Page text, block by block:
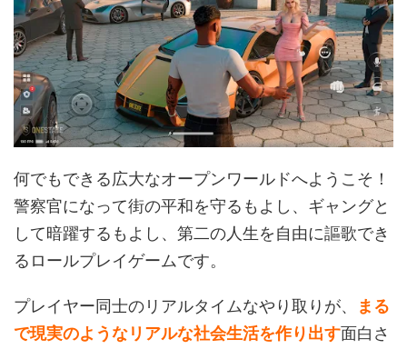
何でもできる広大なオープンワールドへようこそ！
警察官になって街の平和を守るもよし、ギャングと
して暗躍するもよし、第二の人生を自由に謳歌でき
るロールプレイゲームです。
プレイヤー同士のリアルタイムなやり取りが、
まる
で現実のようなリアルな社会生活を作り出す面白さ